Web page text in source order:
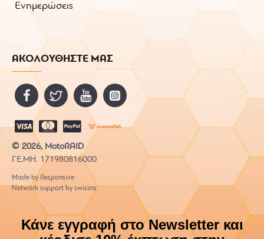
Ενημερώσεις
ΑΚΟΛΟΥΘΗΣΤΕ ΜΑΣ
© 2026, MotoRAID
ΓΕ.ΜΗ. 171980816000
Made by Responsive
Network support by swissns
Κάνε εγγραφή στο Newsletter και